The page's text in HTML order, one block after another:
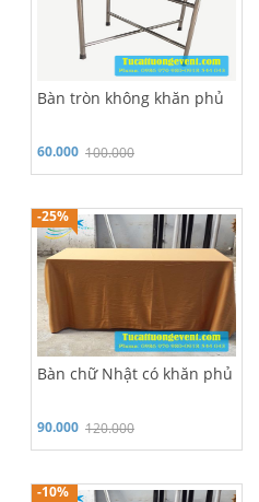
Bàn tròn không khăn phủ
100.000
60.000
Hỗ trợ 24/7: 0986 970 980
-25%
Bàn chữ Nhật có khăn phủ
120.000
90.000
Hỗ trợ 24/7: 0986 970 980
-10%